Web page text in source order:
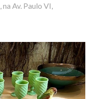
, na Av. Paulo VI,